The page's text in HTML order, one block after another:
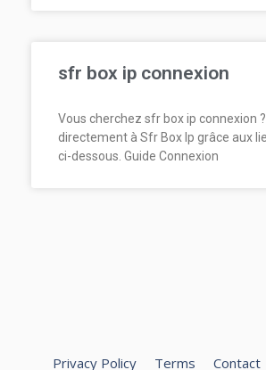
sfr box ip connexion
Vous cherchez sfr box ip connexion
directement à Sfr Box Ip grâce aux
ci-dessous. Guide Connexion
Privacy Policy Terms Contact